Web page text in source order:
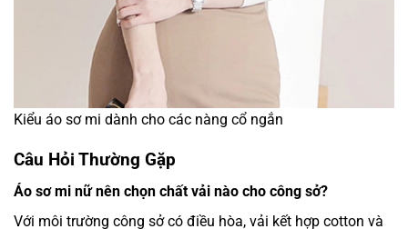
Kiểu áo sơ mi dành cho các nàng cổ ngắn
Câu Hỏi Thường Gặp
Áo sơ mi nữ nên chọn chất vải nào cho công sở?
Với môi trường công sở có điều hòa, vải kết hợp cotton và